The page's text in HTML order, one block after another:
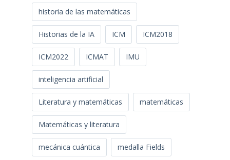
historia de las matemáticas
Historias de la IA ICM ICM2018
ICM2022 ICMAT IMU
inteligencia artificial
Literatura y matemáticas matemáticas
Matemáticas y literatura
mecánica cuántica medalla Fields